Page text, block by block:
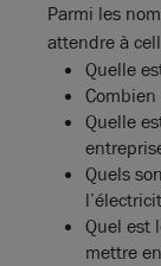
Parmi les
attendre à
Quelle
Quelle
Quels
Quel est
mettre